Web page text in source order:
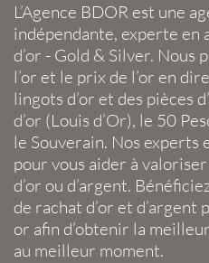
L’Agence BDOR est une
indépendante, experte en
d’or - Gold & Silver. Nous
l’or et le prix de l’or en
lingots d’or et des pièces
d’or (Louis d’Or), le 50
le Souverain. Nos experts
pour vous aider à
d’or ou d’argent.
de rachat d’or et d’argent
or afin d’obtenir la
au meilleur moment.